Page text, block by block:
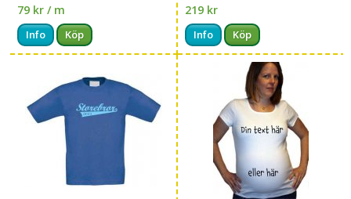
79 kr / m
Info Köp
219 kr
Info Köp